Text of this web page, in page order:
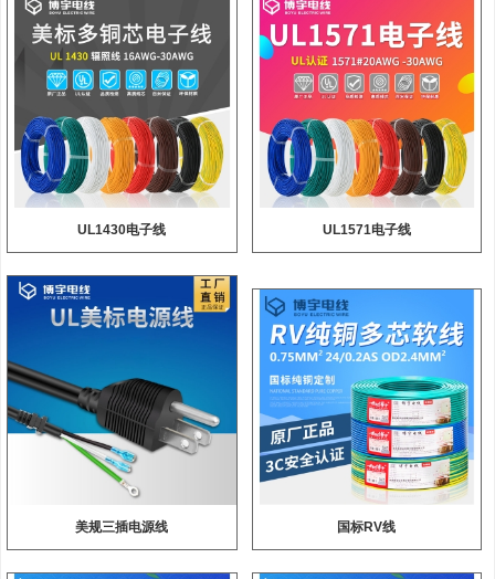
UL1430电子线 UL1571电子线
美规三插电源线 国标RV线